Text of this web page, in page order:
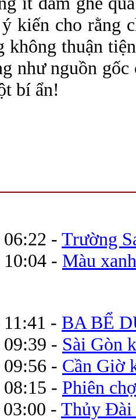
kiến cho rằng
không thuận
như nguồn
bí ẩn!
- Trường
- Màu
- BA BỂ
- Sài Gòn
- Cần Giờ
- Phiên
- Thủy Đài